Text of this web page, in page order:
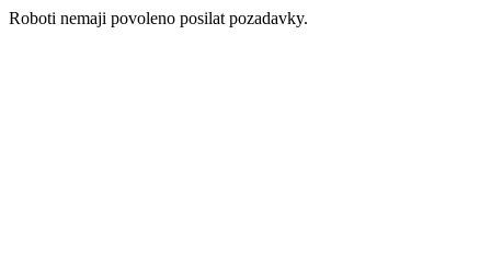
Roboti nemaji povoleno posilat pozadavky.